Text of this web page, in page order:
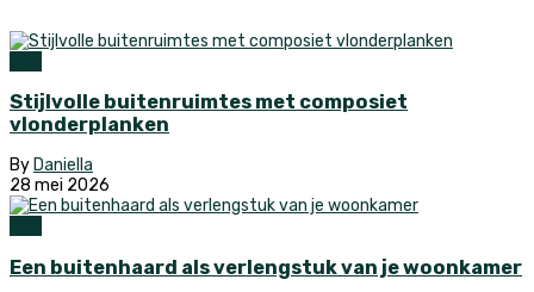
Stijlvolle buitenruimtes met composiet
vlonderplanken
By Daniella
28 mei 2026
Een buitenhaard als verlengstuk van je woonkamer